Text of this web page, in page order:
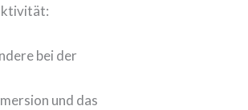
bei der
und das